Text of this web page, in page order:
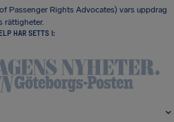
Passenger Rights Advocates) vars uppdrag
rättigheter.
HAR SETTS I: